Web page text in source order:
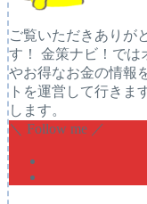
ご覧いただきありが
す！ 金策ナビ！では
やお得なお金の情報
トを運営して行きま
します。
＼ Follow me ／